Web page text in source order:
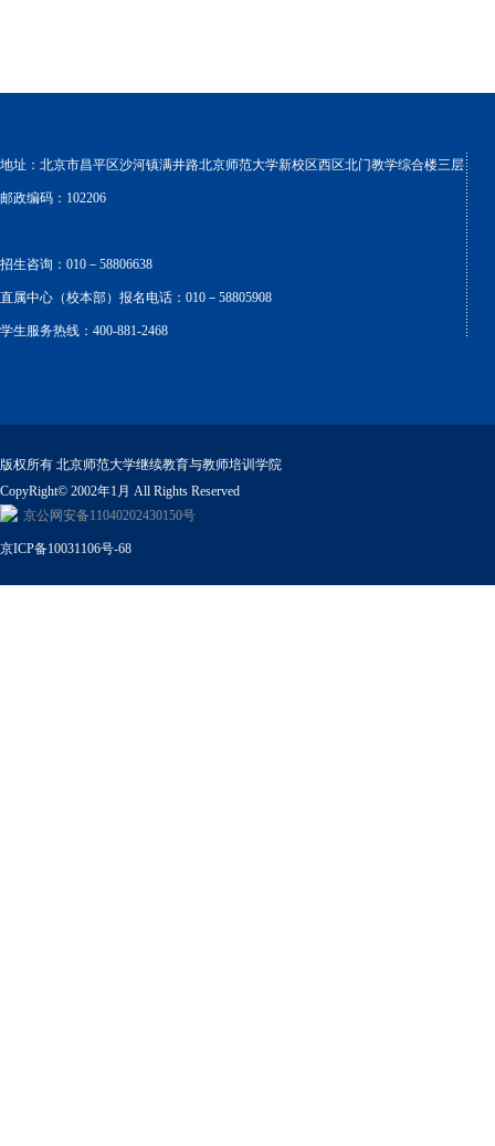
地址：北京市昌平区沙河镇满井路北京师范大学新校区西区北门教学综合楼三层
邮政编码：102206
招生咨询：010－58806638
直属中心（校本部）报名电话：010－58805908
学生服务热线：400-881-2468
版权所有 北京师范大学继续教育与教师培训学院
CopyRight© 2002年1月 All Rights Reserved
京公网安备11040202430150号
京ICP备10031106号-68